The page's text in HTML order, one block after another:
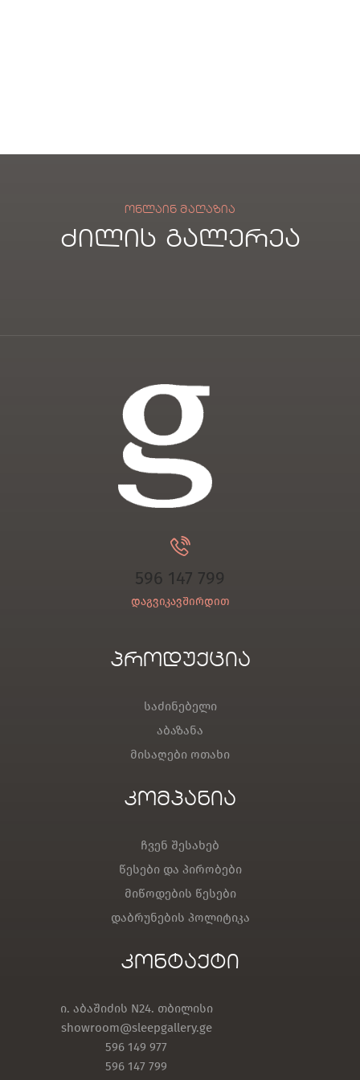
ვის
ძილის გალერეა
ᲝᲜᲚᲐᲘᲜ ᲛᲐᲦᲐᲖᲘᲐ
596 147 799
დაგვიკავშირდით
პროდუქცია
საძინებელი
აბაზანა
მისაღები ოთახი
კომპანია
ჩვენ შესახებ
წესები და პირობები
მიწოდების წესები
დაბრუნების პოლიტიკა
კონტაქტი
ი. აბაშიძის N24. თბილისი
showroom@sleepgallery.ge
596 149 977
596 147 799